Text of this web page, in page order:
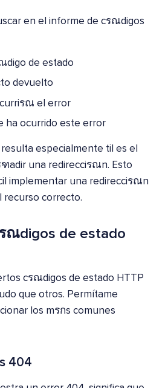
en el informe de cรณdigos
digo de estado
devuelto
รณ el error
ha ocurrido este error
especialmente ￺til es el
adir una redirecciรณn. Esto
implementar una redirecciรณn
recurso correcto.
ณdigos de estado
cรณdigos de estado HTTP
que otros. Permítame
los mรกs comunes
404